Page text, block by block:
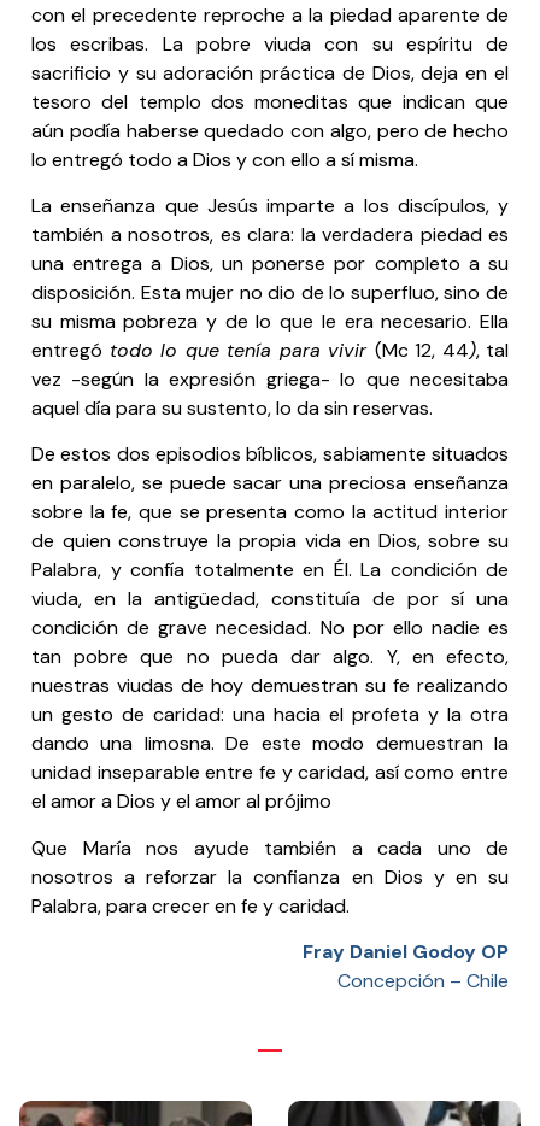
con el precedente reproche a la piedad aparente de
los escribas. La pobre viuda con su espíritu de
sacrificio y su adoración práctica de Dios, deja en el
tesoro del templo dos moneditas que indican que
aún podía haberse quedado con algo, pero de hecho
lo entregó todo a Dios y con ello a sí misma.
La enseñanza que Jesús imparte a los discípulos, y
también a nosotros, es clara: la verdadera piedad es
una entrega a Dios, un ponerse por completo a su
disposición. Esta mujer no dio de lo superfluo, sino de
su misma pobreza y de lo que le era necesario. Ella
entregó todo lo que tenía para vivir (Mc 12, 44), tal
vez -según la expresión griega- lo que necesitaba
aquel día para su sustento, lo da sin reservas.
De estos dos episodios bíblicos, sabiamente situados
en paralelo, se puede sacar una preciosa enseñanza
sobre la fe, que se presenta como la actitud interior
de quien construye la propia vida en Dios, sobre su
Palabra, y confía totalmente en Él. La condición de
viuda, en la antigüedad, constituía de por sí una
condición de grave necesidad. No por ello nadie es
tan pobre que no pueda dar algo. Y, en efecto,
nuestras viudas de hoy demuestran su fe realizando
un gesto de caridad: una hacia el profeta y la otra
dando una limosna. De este modo demuestran la
unidad inseparable entre fe y caridad, así como entre
el amor a Dios y el amor al prójimo
Que María nos ayude también a cada uno de
nosotros a reforzar la confianza en Dios y en su
Palabra, para crecer en fe y caridad.
Fray Daniel Godoy OP
Concepción – Chile